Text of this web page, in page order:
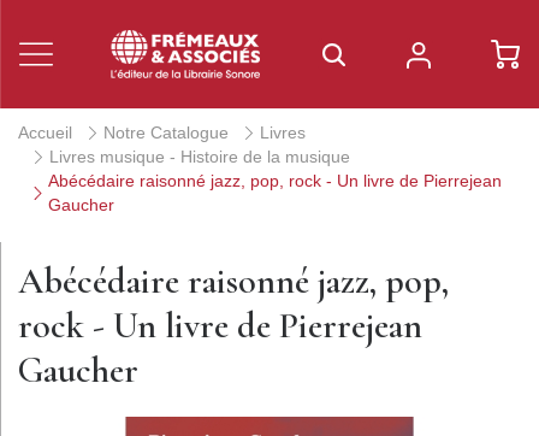
Accueil Notre Catalogue
Livres
Livres musique - Histoire de la musique
Abécédaire raisonné jazz, pop, rock - Un livre de Pierrejean
Gaucher
Abécédaire raisonné jazz, pop,
rock - Un livre de Pierrejean
Gaucher